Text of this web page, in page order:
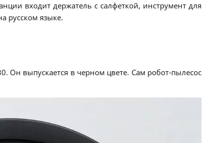
входит держатель с салфеткой, инструмент для
русском языке.
Он выпускается в черном цвете. Сам робот-пылесос